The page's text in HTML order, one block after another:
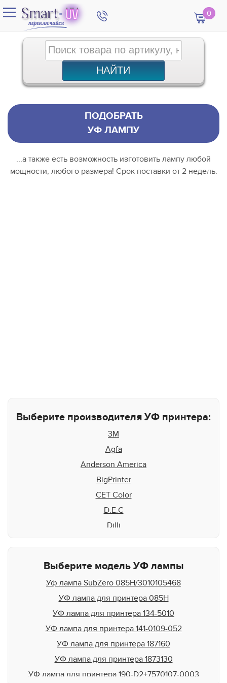
0
ПОДОБРАТЬ
УФ ЛАМПУ
...а также есть возможность изготовить лампу любой
мощности, любого размера! Срок поставки от 2 недель.
Выберите производителя УФ принтера:
3M
Agfa
Anderson America
BigPrinter
CET Color
D.E.C
Dilli
Durst
DYSS
EFI Rastek
EFI Vutek
Flora
Fujifilm
Gandi Innovations
GCC
Выберите модель УФ лампы
Уф лампа SubZero 085H/3010105468
УФ лампа для принтера 085H
УФ лампа для принтера 134-5010
УФ лампа для принтера 141-0109-052
УФ лампа для принтера 187160
УФ лампа для принтера 1873130
УФ лампа для принтера 190-D2+7570107-0003